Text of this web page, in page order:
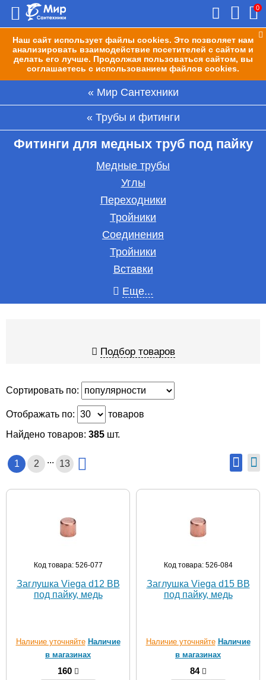
Наш сайт использует файлы cookies. Это позволяет нам
анализировать взаимодействие посетителей с сайтом и
делать его лучше. Продолжая пользоваться сайтом, вы
соглашаетесь с использованием файлов cookies.
0
Мир Сантехники
Трубы и фитинги
Фитинги для медных труб под пайку
Медные трубы
Углы
Переходники
Тройники
Соединения
Тройники
Вставки
Еще...
Подбор товаров
Сортировать по:
Отображать по:
товаров
Найдено товаров: 385 шт.
1 2 ... 13
Код товара: 526-077
Заглушка Viega d12 ВВ
под пайку, медь
Наличие уточняйте Наличие
в магазинах
160
Код товара: 526-084
Заглушка Viega d15 ВВ
под пайку, медь
Наличие уточняйте Наличие
в магазинах
84